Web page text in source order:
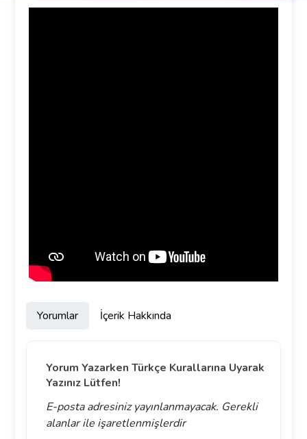
Yorumlar İçerik Hakkında
Yorum Yazarken Türkçe Kurallarına Uyarak
Yazınız Lütfen!
E-posta adresiniz yayınlanmayacak. Gerekli
alanlarile işaretlenmişlerdir